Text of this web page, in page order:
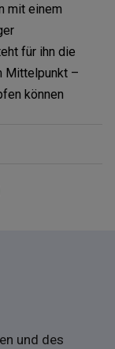
mit einem
für ihn die
Mittelpunkt –
können
und des